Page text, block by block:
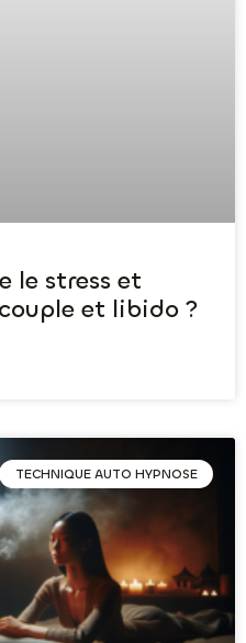
le stress et
et libido ?
TECHNIQUE AUTO HYPNOSE